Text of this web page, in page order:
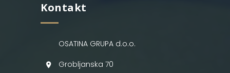
Kontakt
OSATINA GRUPA d.o.o.
Grobljanska 70